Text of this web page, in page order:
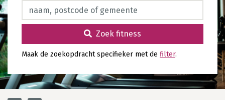
Zoek fitness
Maak de zoekopdracht specifieker met de filter.